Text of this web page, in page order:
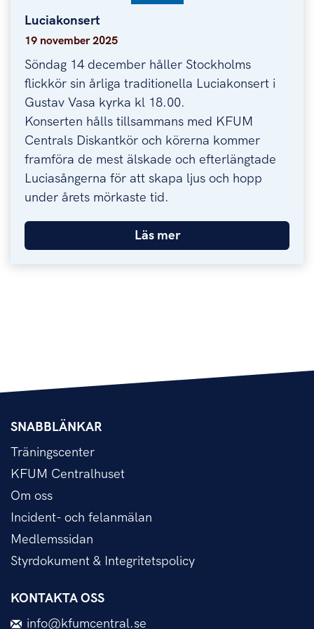
Luciakonsert
Luciakonsert
19 november 2025
Söndag 14 december håller Stockholms
flickkör sin årliga traditionella Luciakonsert i
Gustav Vasa kyrka kl 18.00.
Konserten hålls tillsammans med KFUM
Centrals Diskantkör och körerna kommer
framföra de mest älskade och efterlängtade
Luciasångerna för att skapa ljus och hopp
under årets mörkaste tid.
Läs mer
SNABBLÄNKAR
Träningscenter
KFUM Centralhuset
Om oss
Incident- och felanmälan
Medlemssidan
Styrdokument & Integritetspolicy
KONTAKTA OSS
info@kfumcentral.se